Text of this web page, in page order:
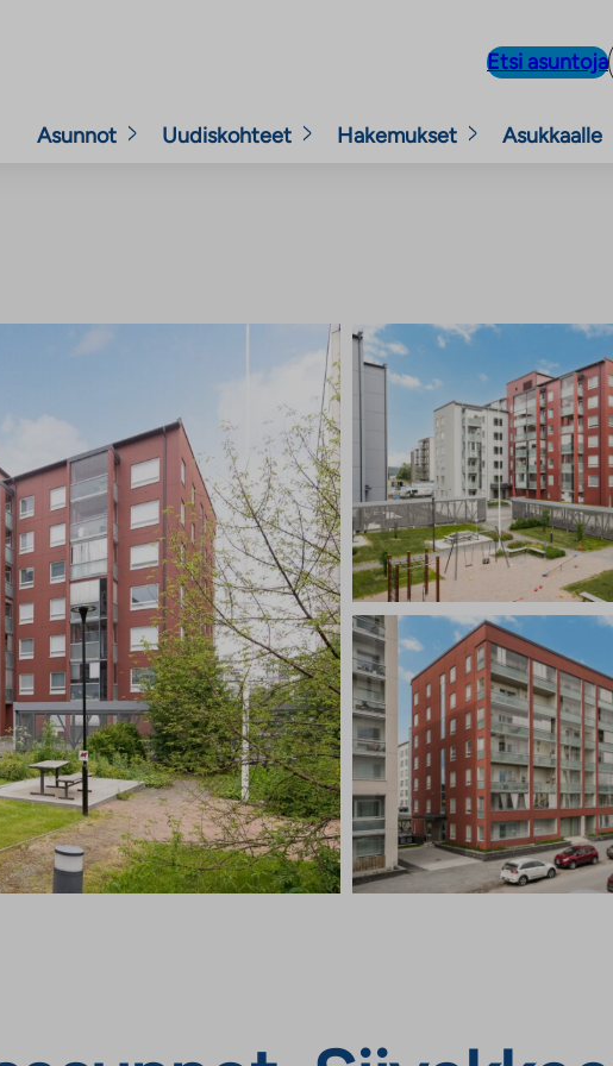
Etsi asuntoja
Asunnot Uudiskohteet Hakemukset Asukkaalle